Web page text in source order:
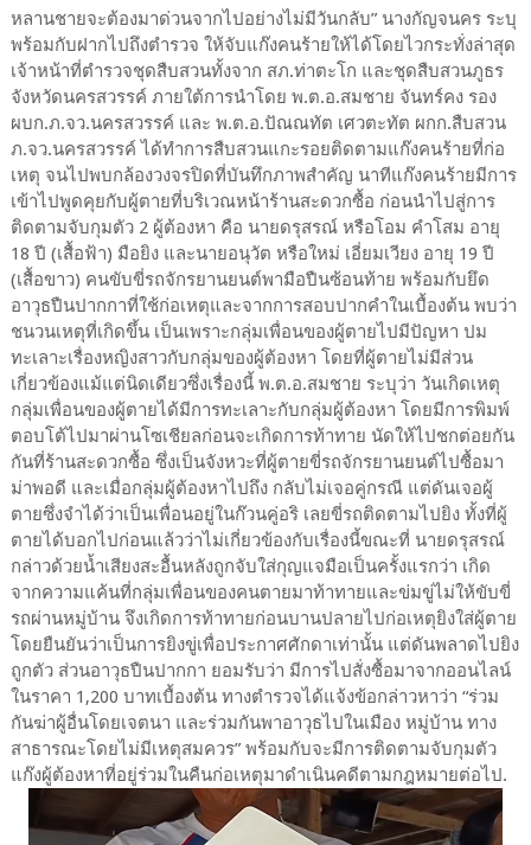
หลานชายจะต้องมาด่วนจากไปอย่างไม่มีวันกลับ” นางกัญจนคร ระบุ
พร้อมกับฝากไปถึงตำรวจ ให้จับแก๊งคนร้ายให้ได้โดยไวกระทั่งล่าสุด
เจ้าหน้าที่ตำรวจชุดสืบสวนทั้งจาก สภ.ท่าตะโก และชุดสืบสวนภูธร
จังหวัดนครสวรรค์ ภายใต้การนำโดย พ.ต.อ.สมชาย จันทร์คง รอง
ผบก.ภ.จว.นครสวรรค์ และ พ.ต.อ.ปัณณทัต เศวตะทัต ผกก.สืบสวน
ภ.จว.นครสวรรค์ ได้ทำการสืบสวนแกะรอยติดตามแก๊งคนร้ายที่ก่อ
เหตุ จนไปพบกล้องวงจรปิดที่บันทึกภาพสำคัญ นาทีแก๊งคนร้ายมีการ
เข้าไปพูดคุยกับผู้ตายที่บริเวณหน้าร้านสะดวกซื้อ ก่อนนำไปสู่การ
ติดตามจับกุมตัว 2 ผู้ต้องหา คือ นายดรุสรณ์ หรือโอม คำโสม อายุ
18 ปี (เสื้อฟ้า) มือยิง และนายอนุวัต หรือใหม่ เอี่ยมเวียง อายุ 19 ปี
(เสื้อขาว) คนขับขี่รถจักรยานยนต์พามือปืนซ้อนท้าย พร้อมกับยึด
อาวุธปืนปากกาที่ใช้ก่อเหตุและจากการสอบปากคำในเบื้องต้น พบว่า
ชนวนเหตุที่เกิดขึ้น เป็นเพราะกลุ่มเพื่อนของผู้ตายไปมีปัญหา ปม
ทะเลาะเรื่องหญิงสาวกับกลุ่มของผู้ต้องหา โดยที่ผู้ตายไม่มีส่วน
เกี่ยวข้องแม้แต่นิดเดียวซึ่งเรื่องนี้ พ.ต.อ.สมชาย ระบุว่า วันเกิดเหตุ
กลุ่มเพื่อนของผู้ตายได้มีการทะเลาะกับกลุ่มผู้ต้องหา โดยมีการพิมพ์
ตอบโต้ไปมาผ่านโซเชียลก่อนจะเกิดการท้าทาย นัดให้ไปชกต่อยกัน
กันที่ร้านสะดวกซื้อ ซึ่งเป็นจังหวะที่ผู้ตายขี่รถจักรยานยนต์ไปซื้อมา
ม่าพอดี และเมื่อกลุ่มผู้ต้องหาไปถึง กลับไม่เจอคู่กรณี แต่ดันเจอผู้
ตายซึ่งจำได้ว่าเป็นเพื่อนอยู่ในก๊วนคู่อริ เลยขี่รถติดตามไปยิง ทั้งที่ผู้
ตายได้บอกไปก่อนแล้วว่าไม่เกี่ยวข้องกับเรื่องนี้ขณะที่ นายดรุสรณ์
กล่าวด้วยน้ำเสียงสะอื้นหลังถูกจับใส่กุญแจมือเป็นครั้งแรกว่า เกิด
จากความแค้นที่กลุ่มเพื่อนของคนตายมาท้าทายและข่มขู่ไม่ให้ขับขี่
รถผ่านหมู่บ้าน จึงเกิดการท้าทายก่อนบานปลายไปก่อเหตุยิงใส่ผู้ตาย
โดยยืนยันว่าเป็นการยิงขู่เพื่อประกาศศักดาเท่านั้น แต่ดันพลาดไปยิง
ถูกตัว ส่วนอาวุธปืนปากกา ยอมรับว่า มีการไปสั่งซื้อมาจากออนไลน์
ในราคา 1,200 บาทเบื้องต้น ทางตำรวจได้แจ้งข้อกล่าวหาว่า “ร่วม
กันฆ่าผู้อื่นโดยเจตนา และร่วมกันพาอาวุธไปในเมือง หมู่บ้าน ทาง
สาธารณะโดยไม่มีเหตุสมควร” พร้อมกับจะมีการติดตามจับกุมตัว
แก๊งผู้ต้องหาที่อยู่ร่วมในคืนก่อเหตุมาดำเนินคดีตามกฎหมายต่อไป.